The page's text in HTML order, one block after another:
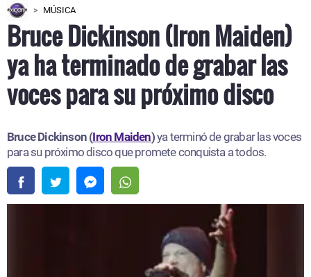
MÚSICA
Bruce Dickinson (Iron Maiden)
ya ha terminado de grabar las
voces para su próximo disco
Bruce Dickinson (Iron Maiden)ya terminó de grabar las voces
para su próximo disco que promete conquista a todos.